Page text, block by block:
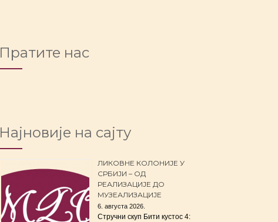
Пратите нас
Најновије на сајту
ЛИКОВНЕ КОЛОНИЈЕ У
СРБИЈИ – ОД
РЕАЛИЗАЦИЈЕ ДО
МУЗЕАЛИЗАЦИЈЕ
6. августа 2026.
Стручни скуп Бити кустос 4: